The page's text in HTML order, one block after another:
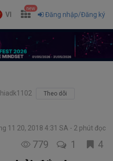
VI
new
Đăng nhập/Đăng ký
Theo dõi
11 20, 2018 4:31 SA 2 phút đọc
779 1 4